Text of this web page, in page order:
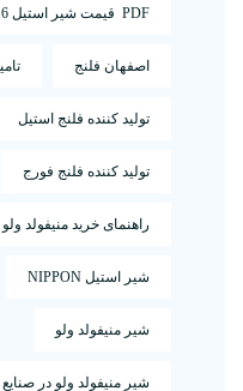
PDF قیمت شیر استیل 316
اصفهان فلنج
تولید کننده فلنج استیل
تولید کننده فلنج فورج
راهنمای خرید منیفولد ولو
شیر استیل NIPPON
شیر منیفولد ولو
شیر منیفولد ولو در صنایع